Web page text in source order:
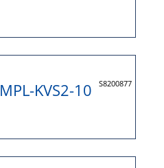
MPL-KVS2-10 S8200877